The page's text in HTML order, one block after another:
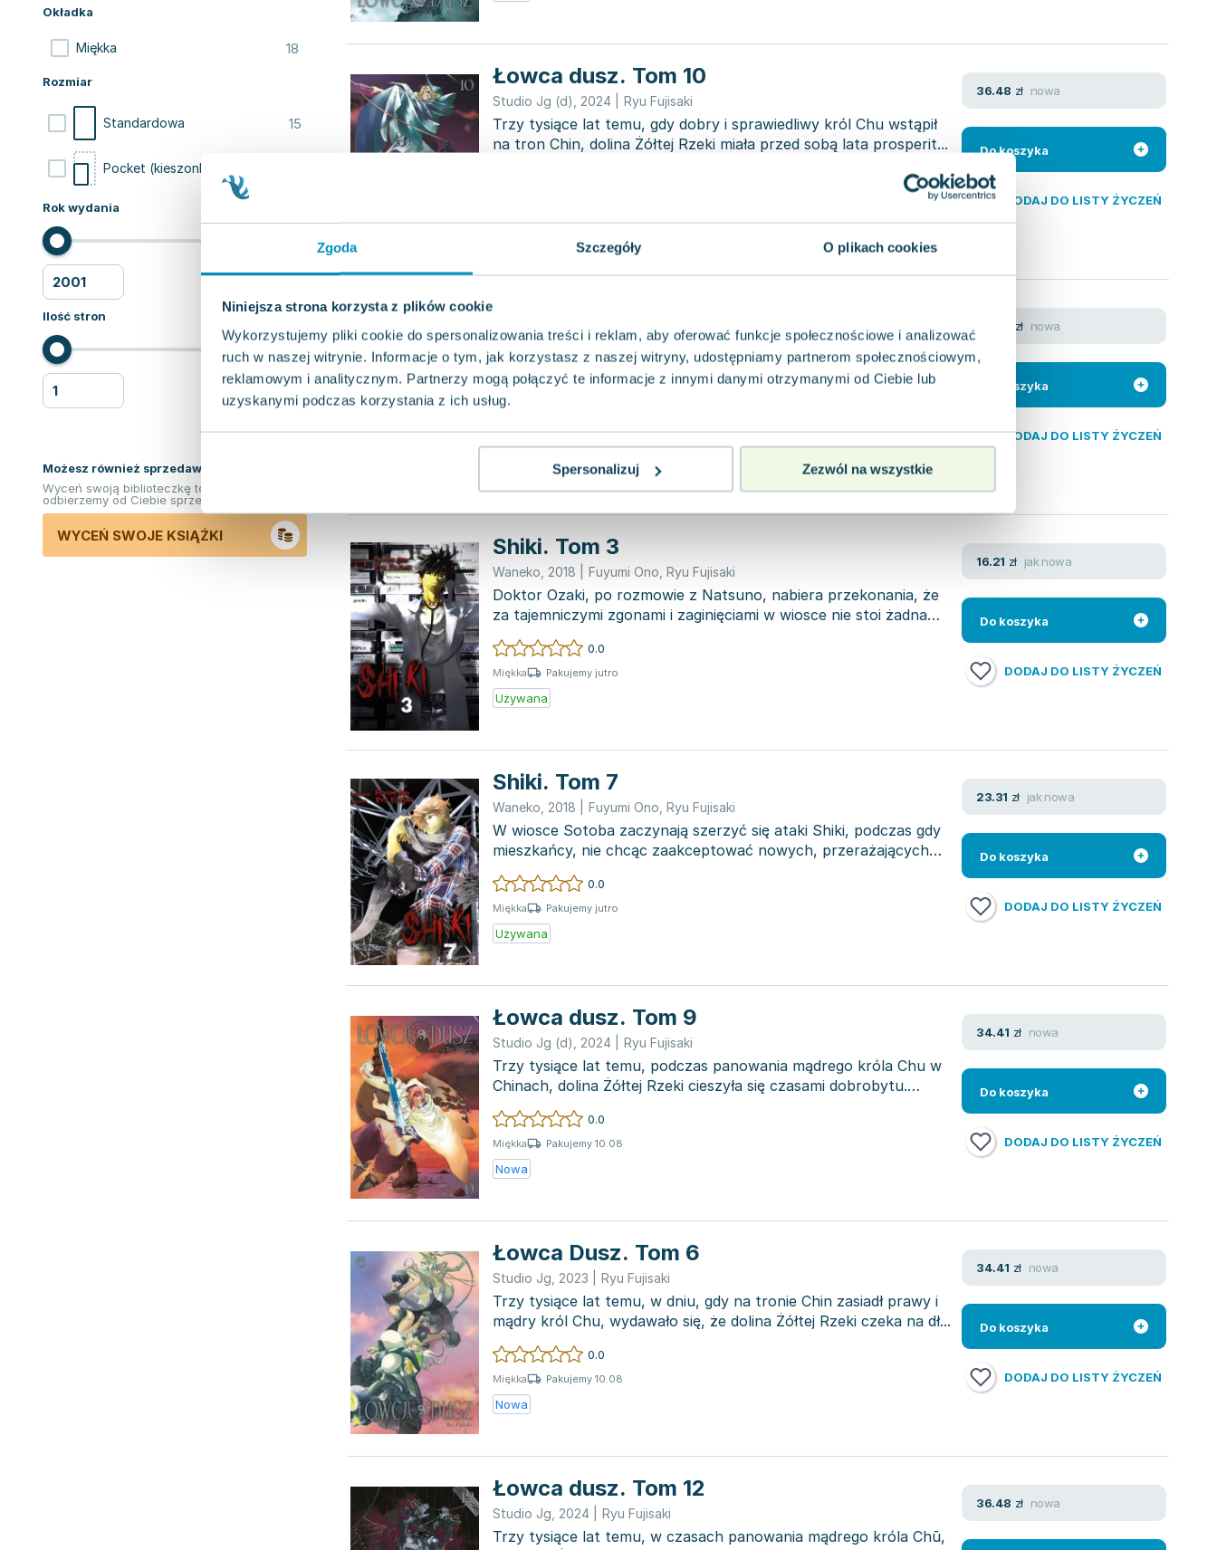
Zgoda Szczegóły O plikach cookies
Niniejsza strona korzysta z plików cookie
Wykorzystujemy pliki cookie do spersonalizowania treści i reklam, aby oferować funkcje społecznościowe i analizować
ruch w naszej witrynie. Informacje o tym, jak korzystasz z naszej witryny, udostępniamy partnerom społecznościowym,
reklamowym i analitycznym. Partnerzy mogą połączyć te informacje z innymi danymi otrzymanymi od Ciebie lub
uzyskanymi podczas korzystania z ich usług.
Spersonalizuj Zezwól na wszystkie
Okładka
Miękka 18
Rozmiar
Standardowa 15
Pocket (kieszonkowa)
Rok wydania
Ilość stron
Możesz również sprzedawać ksiązki!
Wyceń swoją biblioteczkę teraz. Odkupimy i
odbierzemy od Ciebie sprzedane książki.
WYCEŃ SWOJE KSIĄŻKI
Łowca dusz. Tom 10
Studio Jg (d) 2024 Ryu Fujisaki
Trzy tysiące lat temu, gdy dobry i sprawiedliwy król Chu wstąpił
na tron Chin, dolina Żółtej Rzeki miała przed sobą lata prosperit...
Nowa
36.48 zł nowa
Do koszyka
DODAJ DO LISTY ŻYCZEŃ
Studio Jg (d),2025| Ryu Fujisaki
Trzy tysiące lat temu, gdy w cesarskim pałacu Chin władzę
sprawował dobry król Chū, wróżono dolinie Żółtej Rzeki lata
pokoju i dob...
Pakujemy 10.08
zł nowa
Do koszyka
DODAJ DO LISTY ŻYCZEŃ
Shiki. Tom 3
Waneko 2018 Fuyumi Ono Ryu Fujisaki
Doktor Ozaki, po rozmowie z Natsuno, nabiera przekonania, że
za tajemniczymi zgonami i zaginięciami w wiosce nie stoi żadna
epidem...
0.0
Miękka Pakujemy jutro
Używana
16.21 zł jak nowa
Do koszyka
DODAJ DO LISTY ŻYCZEŃ
Shiki. Tom 7
Waneko 2018 Fuyumi Ono Ryu Fujisaki
W wiosce Sotoba zaczynają szerzyć się ataki Shiki, podczas gdy
mieszkańcy, nie chcąc zaakceptować nowych, przerażających
wydarzeń,...
0.0
Miękka Pakujemy jutro
Używana
23.31 zł jak nowa
Do koszyka
DODAJ DO LISTY ŻYCZEŃ
Łowca dusz. Tom 9
Studio Jg (d) 2024 Ryu Fujisaki
Trzy tysiące lat temu, podczas panowania mądrego króla Chu w
Chinach, dolina Żółtej Rzeki cieszyła się czasami dobrobytu.
Jednak w...
0.0
Miękka Pakujemy 10.08
Nowa
34.41 zł nowa
Do koszyka
DODAJ DO LISTY ŻYCZEŃ
Łowca Dusz. Tom 6
Studio Jg 2023 Ryu Fujisaki
Trzy tysiące lat temu, w dniu, gdy na tronie Chin zasiadł prawy i
mądry król Chu, wydawało się, że dolina Żółtej Rzeki czeka na dł...
0.0
Miękka Pakujemy 10.08
Nowa
34.41 zł nowa
Do koszyka
DODAJ DO LISTY ŻYCZEŃ
Łowca dusz. Tom 12
Studio Jg 2024 Ryu Fujisaki
Trzy tysiące lat temu, w czasach panowania mądrego króla Chū,
36.48 zł nowa